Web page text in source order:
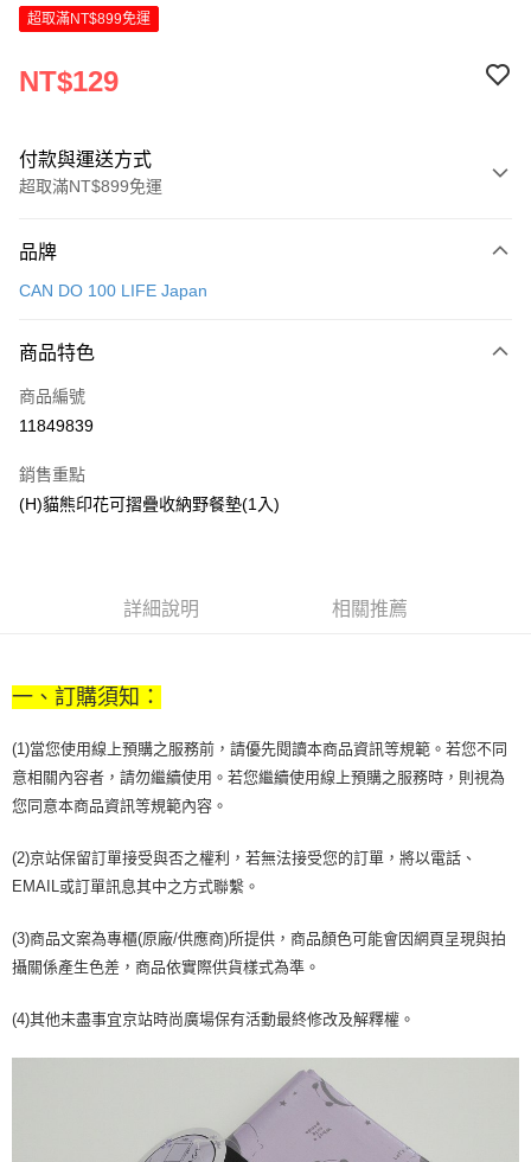
超取滿NT$899免運
NT$129
付款與運送方式
超取滿NT$899免運
信用卡一次付款
Apple Pay
街口支付
Google Pay
流程，驗證手機門號後，選擇欲分期的期數、繳款截止日，確認付款後即完
成交易。
4.訂單成立30分鐘內，如未前往確認交易或遇審核未通過，訂單將自動取
消。如遇「轉專審核」未通過狀況，表示未達大哥付你分期系統評分，恕無
法說明評估內容。
醒簡訊。
2.透過簡訊連結打開帳單後，可選擇「超商條碼／台灣大直營門市／銀行轉
【注意事項】
1.本服務係由「台灣大哥大股份有限公司」（以下簡稱本公司）所提供，讓
買賣價金債權讓與本公司後，依約使用本公司帳單繳交帳款。
資料（包含姓名、電話或地址）提供予台灣大哥大進項蒐集、處理及利用，
由本公司與您本人進行分期帳單所需資料之確認、核對及更正。
3.完整用戶服務條款，請詳閱以下連結：https://oppay.tw/userRule
【關於「AFTEE先享後付」】
便利好安心！
１．簡單：不需註冊會員、不需綁卡、不需儲值。
２．便利：只要手機號碼，簡訊認證，即可結帳。
３．安心：先確認商品／服務後，再付款。
【「AFTEE先享後付」結帳流程】
結帳頁面，進行簡訊認證並確認金額後，即可完成結帳。
３．收到繳費通知簡訊後14天內，點擊此簡訊中的連結，可透過四大超商／
ATM／網路銀行／等多元方式進行付款，方視為交易完成。
※ 請注意：結帳手續完成當下不需立刻繳費，但若您需要取消訂單，請聯絡
後付繳納相關費用。
https://netprotections.freshdesk.com/support/home
１．透過由恩沛科技股份有限公司提供之「AFTEE先享後付」服務完成之交
運送方式
付款後全家取貨
每筆NT$70，滿NT$899(含以上)免運費
付款後7-11取貨
宅配
請自備購物袋，若需購買紙袋可現場詢問
品牌
CAN DO 100 LIFE Japan
商品特色
商品編號
11849839
銷售重點
(H)貓熊印花可摺疊收納野餐墊(1入)
詳細說明 相關推薦
一、訂購須知：
(1)當您使用線上預購之服務前，請優先閱讀本商品資訊等規範。若您不同
意相關內容者，請勿繼續使用。若您繼續使用線上預購之服務時，則視為
您同意本商品資訊等規範內容。
(2)京站保留訂單接受與否之權利，若無法接受您的訂單，將以電話、
EMAIL或訂單訊息其中之方式聯繫。
(3)商品文案為專櫃(原廠/供應商)所提供，商品顏色可能會因網頁呈現與拍
攝關係產生色差，商品依實際供貨樣式為準。
(4)其他未盡事宜京站時尚廣場保有活動最終修改及解釋權。